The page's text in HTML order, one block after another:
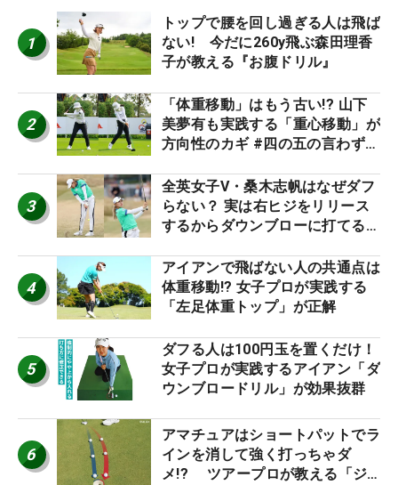
1
トップで腰を回し過ぎる人は飛ば
ない! 今だに260y飛ぶ森田理香
子が教える『お腹ドリル』
2
「体重移動」はもう古い!? 山下
美夢有も実践する「重心移動」が
方向性のカギ #四の五の言わず振
3
全英女子V・桑木志帆はなぜダフ
らない？ 実は右ヒジをリリース
するからダウンブローに打てる #
4
アイアンで飛ばない人の共通点は
体重移動!? 女子プロが実践する
「左足体重トップ」が正解
5
ダフる人は100円玉を置くだけ！
女子プロが実践するアイアン「ダ
ウンブロードリル」が効果抜群
6
アマチュアはショートパットでラ
インを消して強く打っちゃダ
メ!? ツアープロが教える「ジ